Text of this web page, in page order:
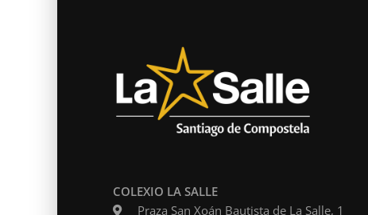
COLEXIO LA SALLE
Praza San Xoán Bautista de La Salle, 1